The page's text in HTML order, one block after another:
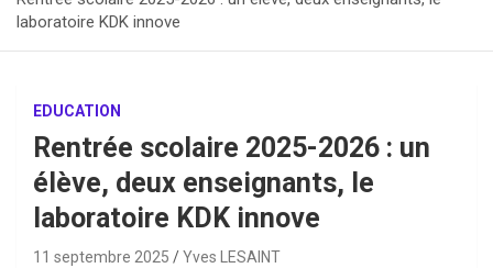
laboratoire KDK innove
EDUCATION
Rentrée scolaire 2025-2026 : un
élève, deux enseignants, le
laboratoire KDK innove
11 septembre 2025 Yves LESAINT